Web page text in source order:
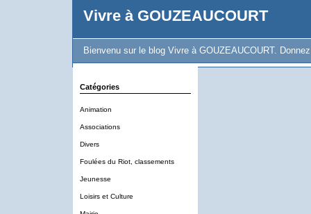
Vivre à GOUZEAUCOURT
Bienvenu sur le blog Vivre à GOUZEAUCOURT.
Catégories
Animation
Associations
Divers
Foulées du Riot, classements
Jeunesse
Loisirs et Culture